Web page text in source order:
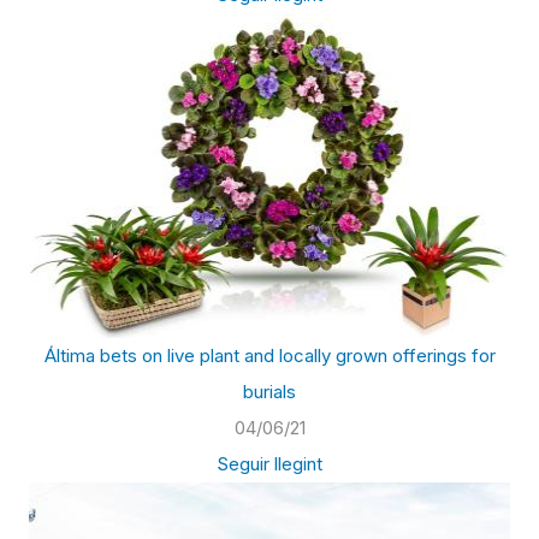
Áltima bets on live plant and locally grown offerings for
burials
04/06/21
Seguir llegint